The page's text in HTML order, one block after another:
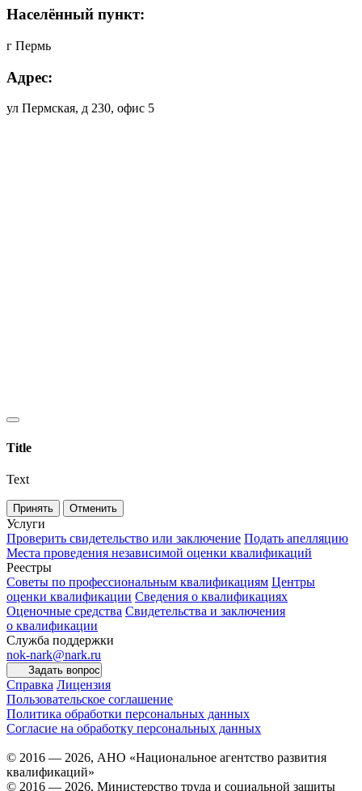
Населённый пункт:
г Пермь
Адрес:
ул Пермская, д 230, офис 5
Title
Text
Принять Отменить
Услуги
Проверить свидетельство или заключение Подать апелляцию
Места проведения независимой оценки квалификаций
Реестры
Советы по профессиональным квалификациям Центры
оценки квалификации Сведения о квалификациях
Оценочные средства Свидетельства и заключения
о квалификации
Служба поддержки
nok-nark@nark.ru
Задать вопрос
Справка Лицензия
Пользовательское соглашение
Политика обработки персональных данных
Согласие на обработку персональных данных
© 2016 — 2026, АНО «Национальное агентство развития
квалификаций»
© 2016 — 2026, Министерство труда и социальной защиты